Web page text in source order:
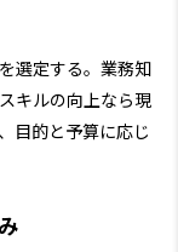
選定する。業務知
キルの向上なら現
目的と予算に応じ